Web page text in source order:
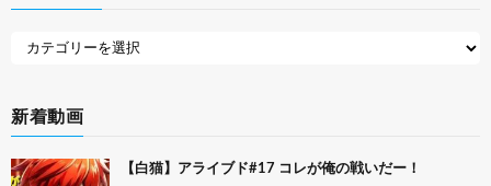
新着動画
【白猫】アライブド#17 コレが俺の戦いだー！